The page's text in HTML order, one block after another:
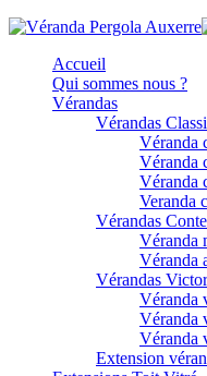
Accueil
Qui sommes nous ?
Vérandas
Vérandas
Véranda
Véranda
Véranda
Veranda
Vérandas
Véranda
Véranda
Vérandas
Véranda
Véranda
Véranda
Extension